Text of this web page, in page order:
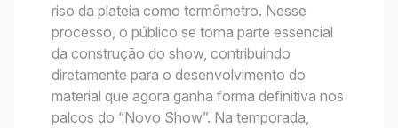
riso da plateia como termômetro. Nesse
processo, o público se torna parte essencial
da construção do show, contribuindo
diretamente para o desenvolvimento do
material que agora ganha forma definitiva nos
palcos do “Novo Show”. Na temporada,